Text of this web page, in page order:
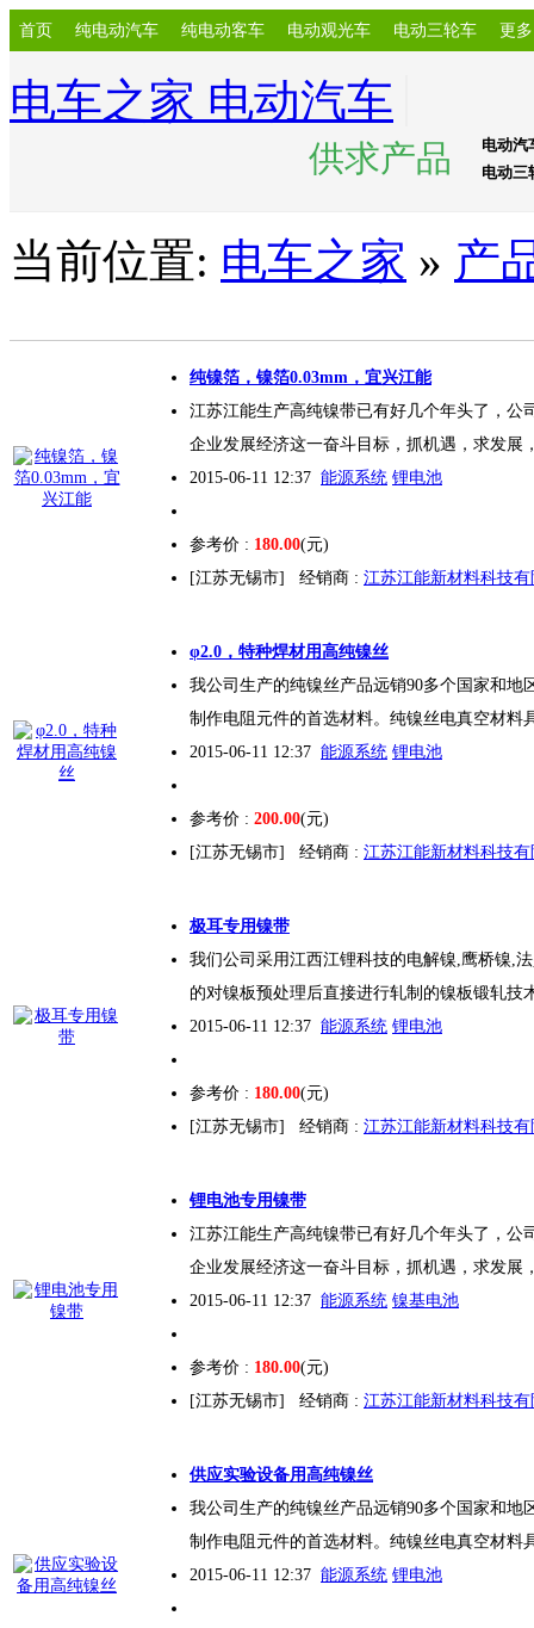
首页 纯电动汽车 纯电动客车 电动观光车 电动三轮车 更多
电车之家 电动汽车
供求产品
电动汽
电动三
当前位置: 电车之家 » 产
纯镍箔，镍箔0.03mm，宜兴江能
江苏江能生产高纯镍带已有好几个年头了，公
企业发展经济这一奋斗目标，抓机遇，求发展
2015-06-11 12:37 能源系统 锂电池
参考价 : 180.00(元)
[江苏无锡市]
经销商 : 江苏江能新材料科技
φ2.0，特种焊材用高纯镍丝
我公司生产的纯镍丝产品远销90多个国家和地
制作电阻元件的首选材料。纯镍丝电真空材料
2015-06-11 12:37 能源系统 锂电池
参考价 : 200.00(元)
[江苏无锡市]
经销商 : 江苏江能新材料科技
极耳专用镍带
我们公司采用江西江锂科技的电解镍,鹰桥镍,
的对镍板预处理后直接进行轧制的镍板锻轧技
2015-06-11 12:37 能源系统 锂电池
参考价 : 180.00(元)
[江苏无锡市]
经销商 : 江苏江能新材料科技
锂电池专用镍带
江苏江能生产高纯镍带已有好几个年头了，公
企业发展经济这一奋斗目标，抓机遇，求发展
2015-06-11 12:37 能源系统 镍基电池
参考价 : 180.00(元)
[江苏无锡市]
经销商 : 江苏江能新材料科技
供应实验设备用高纯镍丝
我公司生产的纯镍丝产品远销90多个国家和地
制作电阻元件的首选材料。纯镍丝电真空材料
2015-06-11 12:37 能源系统 锂电池